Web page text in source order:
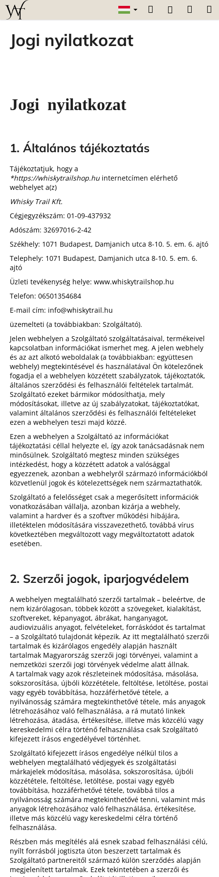
Ugrás
fő
tartalomhoz
Keresés Kosár
Jogi nyilatkozat
Jogi nyilatkozat
1. Általános tájékoztatás
Tájékoztatjuk, hogy a
*https://whiskytrailshop.huinternetcímen elérhető
webhelyet a(z)
Whisky Trail Kft.
Cégjegyzékszám: 01-09-437932
Adószám: 32697016-2-42
Székhely: 1071 Budapest, Damjanich utca 8-10. 5. em. 6. ajtó
Telephely: 1071 Budapest, Damjanich utca 8-10. 5. em. 6.
ajtó
Üzleti tevékenység helye: www.whiskytrailshop.hu
Telefon: 06501354684
E-mail cím: info@whiskytrail.hu
üzemelteti (a továbbiakban: Szolgáltató).
Jelen webhelyen a Szolgáltató szolgáltatásaival, termékeivel
kapcsolatban információkat ismerhet meg. A jelen webhely
és az azt alkotó weboldalak (a továbbiakban: együttesen
webhely) megtekintésével és használatával Ön kötelezőnek
fogadja el a webhelyen közzétett szabályzatok, tájékoztatók,
általános szerződési és felhasználói feltételek tartalmát.
Szolgáltató ezeket bármikor módosíthatja, mely
módosításokat, illetve az új szabályzatokat, tájékoztatókat,
valamint általános szerződési és felhasználói feltételeket
ezen a webhelyen teszi majd közzé.
Ezen a webhelyen a Szolgáltató az információkat
tájékoztatási céllal helyezte el, így azok tanácsadásnak nem
minősülnek. Szolgáltató megtesz minden szükséges
intézkedést, hogy a közzétett adatok a valósággal
egyezzenek, azonban a webhelyről származó információkból
közvetlenül jogok és kötelezettségek nem származtathatók.
Szolgáltató a felelősséget csak a megerősített információk
vonatkozásában vállalja, azonban kizárja a webhely,
valamint a hardver és a szoftver működési hibájára,
illetéktelen módosítására visszavezethető, továbbá vírus
következtében megváltozott vagy megváltoztatott adatok
esetében.
2. Szerzői jogok, iparjogvédelem
A webhelyen megtalálható szerzői tartalmak – beleértve, de
nem kizárólagosan, többek között a szövegeket, kialakítást,
szoftvereket, képanyagot, ábrákat, hanganyagot,
audiovizuális anyagot, felvételeket, forráskódot és tartalmat
– a Szolgáltató tulajdonát képezik. Az itt megtalálható szerzői
tartalmak és kizárólagos engedély alapján használt
tartalmak Magyarország szerzői jogi törvényei, valamint a
nemzetközi szerzői jogi törvények védelme alatt állnak.
A tartalmak vagy azok részleteinek módosítása, másolása,
sokszorosítása, újbóli közzététele, feltöltése, letöltése, postai
vagy egyéb továbbítása, hozzáférhetővé tétele, a
nyilvánosság számára megtekinthetővé tétele, más anyagok
létrehozásához való felhasználása, a rá mutató linkek
létrehozása, átadása, értékesítése, illetve más közcélú vagy
kereskedelmi célra történő felhasználása csak Szolgáltató
kifejezett írásos engedélyével történhet.
Szolgáltató kifejezett írásos engedélye nélkül tilos a
webhelyen megtalálható védjegyek és szolgáltatási
márkajelek módosítása, másolása, sokszorosítása, újbóli
közzététele, feltöltése, letöltése, postai vagy egyéb
továbbítása, hozzáférhetővé tétele, továbbá tilos a
nyilvánosság számára megtekinthetővé tenni, valamint más
anyagok létrehozásához való felhasználása, értékesítése,
illetve más közcélú vagy kereskedelmi célra történő
felhasználása.
Részben más megítélés alá esnek szabad felhasználási célú,
nyílt forrásból jogtiszta úton beszerzett tartalmak és
Szolgáltató partnereitől származó külön szerződés alapján
megjelenített tartalmak. Ezek tekintetében a szerzői és
K
o
M
e
s
?